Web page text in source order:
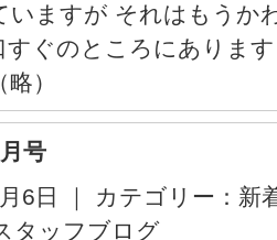
いますが それはもうか
すぐのところにありま
）
号
6日 ｜ カテゴリー： 新
タッフブログ